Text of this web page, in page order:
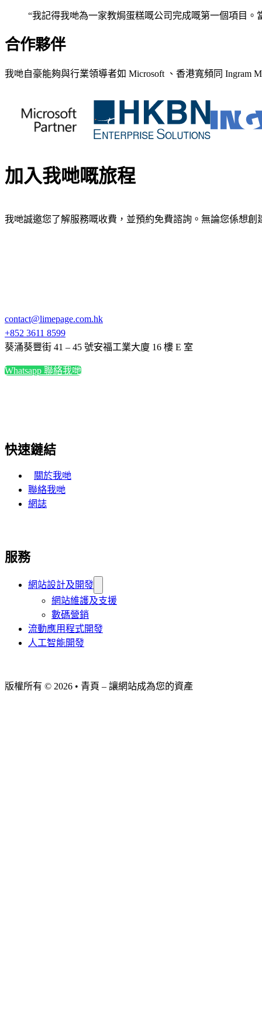
“我記得我哋為一家教焗蛋糕嘅公司完成嘅第一個項目
合作夥伴
我哋自豪能夠與行業領導者如 Microsoft 、香港寬頻同 Ingram
加入我哋嘅旅程
我哋誠邀您了解服務嘅收費，並預約免費諮詢。無論您係想
contact@limepage.com.hk
+852 3611 8599
葵涌葵豐街 41 – 45 號安福工業大廈 16 樓 E 室
Whatsapp 聯絡我哋
快速鏈結
關於我哋
聯絡我哋
網誌
服務
網站設計及開發
網站維護及支援
數碼營銷
流動應用程式開發
人工智能開發
版權所有 © 2026 • 青頁 – 讓網站成為您的資產